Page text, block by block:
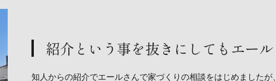
紹介という事を抜きにしてもエール
知人からの紹介でエールさんで家づくりの相談をはじめましたが